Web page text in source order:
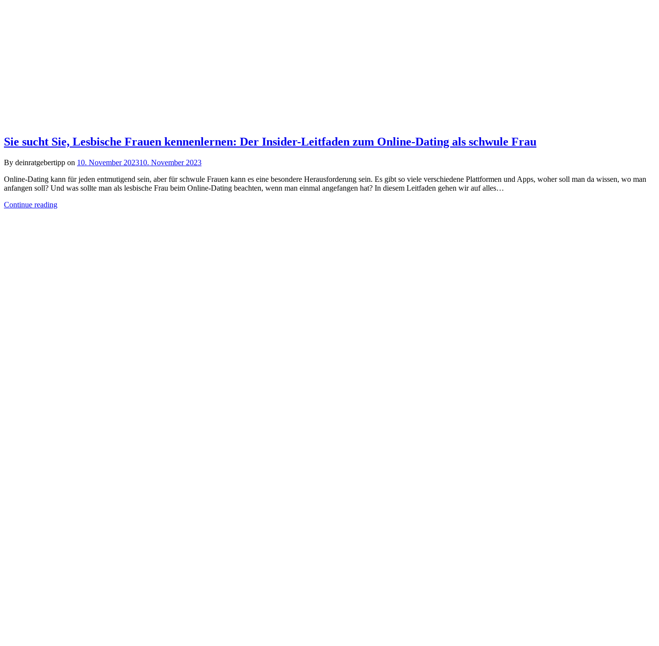
Sie sucht Sie, Lesbische Frauen kennenlernen: Der Insider-Leitfaden zum Online-Dating als schwule Frau
By deinratgebertipp on 10. November 202310. November 2023
Online-Dating kann für jeden entmutigend sein, aber für schwule Frauen kann es eine besondere Herausforderung sein. Es gibt so viele verschiedene Plattformen und Apps, woher soll man da wissen, wo man
anfangen soll? Und was sollte man als lesbische Frau beim Online-Dating beachten, wenn man einmal angefangen hat? In diesem Leitfaden gehen wir auf alles…
Continue reading